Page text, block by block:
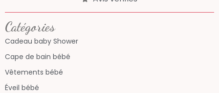
Catégories
Cadeau baby Shower
Cape de bain bébé
Vêtements bébé
Éveil bébé